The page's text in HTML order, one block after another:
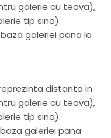
galerie cu teava),
tip sina).
galeriei pana la
distanta in
galerie cu teava),
tip sina).
galeriei pana